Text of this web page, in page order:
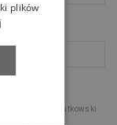
przez Rutkowski
zapytanie oraz
plików